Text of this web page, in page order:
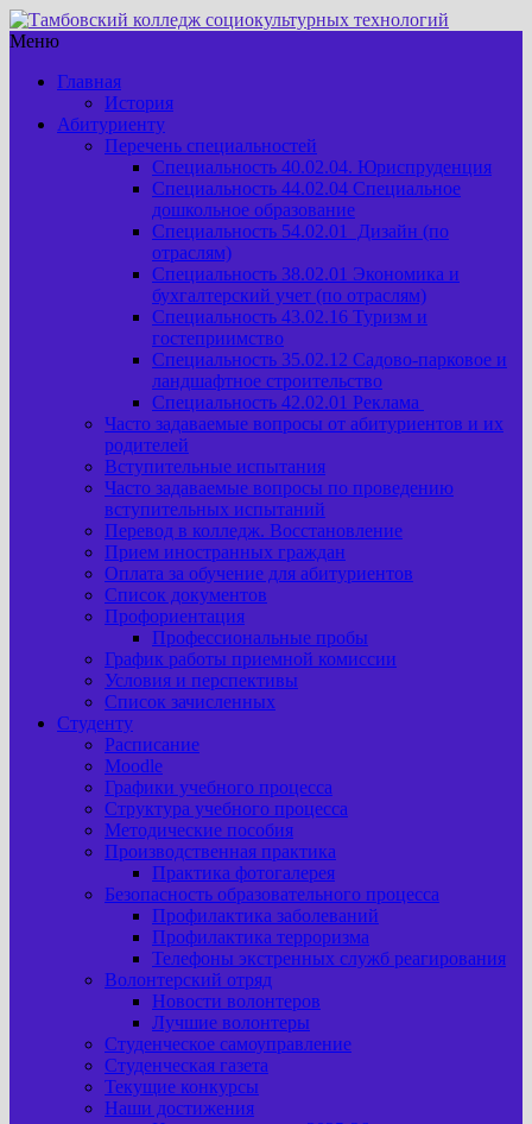
Меню
Главная
История
Абитуриенту
Перечень специальностей
Специальность 40.02.04. Юриспруденция
Специальность 44.02.04 Специальное
дошкольное образование
Специальность 54.02.01 Дизайн (по
отраслям)
Специальность 38.02.01 Экономика и
бухгалтерский учет (по отраслям)
Специальность 43.02.16 Туризм и
гостеприимство
Специальность 35.02.12 Садово-парковое и
ландшафтное строительство
Специальность 42.02.01 Реклама
Часто задаваемые вопросы от абитуриентов и их
родителей
Вступительные испытания
Часто задаваемые вопросы по проведению
вступительных испытаний
Перевод в колледж. Восстановление
Прием иностранных граждан
Оплата за обучение для абитуриентов
Список документов
Профориентация
Профессиональные пробы
График работы приемной комиссии
Условия и перспективы
Список зачисленных
Студенту
Расписание
Moodle
Графики учебного процесса
Структура учебного процесса
Методические пособия
Производственная практика
Практика фотогалерея
Безопасность образовательного процесса
Профилактика заболеваний
Профилактика терроризма
Телефоны экстренных служб реагирования
Волонтерский отряд
Новости волонтеров
Лучшие волонтеры
Студенческое самоуправление
Студенческая газета
Текущие конкурсы
Наши достижения